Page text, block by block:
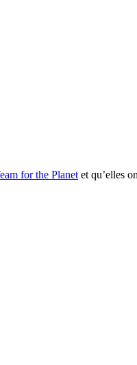
for the Planet et qu’elles